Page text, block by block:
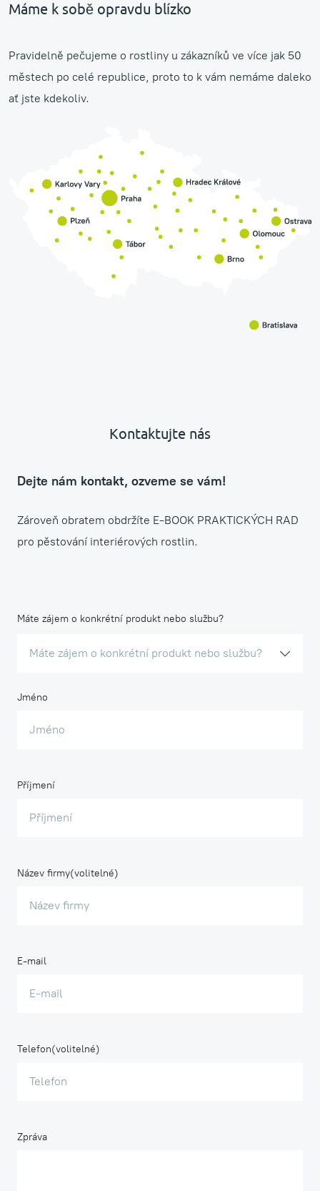
Máme k sobě opravdu blízko
Pravidelně pečujeme o rostliny u zákazníků ve více jak 50
městech po celé republice, proto to k vám nemáme daleko
ať jste kdekoliv.
Kontaktujte nás
Dejte nám kontakt, ozveme se vám!
Zároveň obratem obdržíte E-BOOK PRAKTICKÝCH RAD
pro pěstování interiérových rostlin.
Máte zájem o konkrétní produkt nebo službu?
Máte zájem o konkrétní produkt nebo službu?
Jméno
Příjmení
Název firmy
E-mail
Telefon
Zpráva